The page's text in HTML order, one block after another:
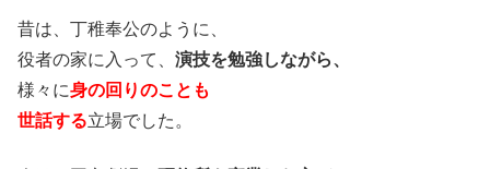
昔は、丁稚奉公のように、
役者の家に入って、 演技を勉強しながら、
様々に身の回りのことも
世話する立場でした。